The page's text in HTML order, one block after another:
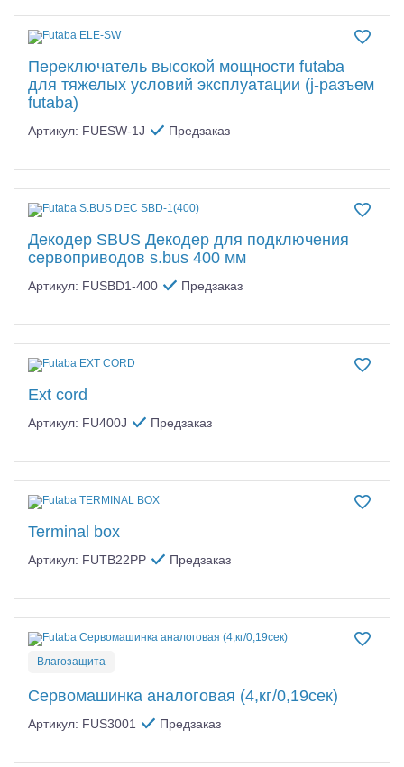
Переключатель высокой мощности futaba
для тяжелых условий эксплуатации (j-разъем
futaba)
Артикул: FUESW-1J Предзаказ
Декодер SBUS Декодер для подключения
сервоприводов s.bus 400 мм
Артикул: FUSBD1-400 Предзаказ
Ext cord
Артикул: FU400J Предзаказ
Terminal box
Артикул: FUTB22PP Предзаказ
Влагозащита
Сервомашинка аналоговая (4,кг/0,19сек)
Артикул: FUS3001 Предзаказ